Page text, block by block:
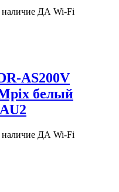
ДА Wi-Fi
AS200V
белый
ДА Wi-Fi